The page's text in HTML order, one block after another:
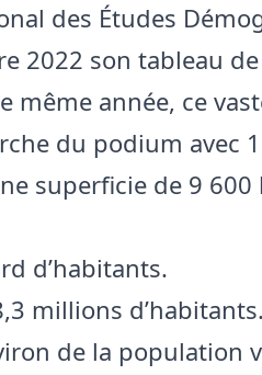
des Études
2022 son tableau
année, ce
du podium avec
superficie de 9 600
d’habitants.
millions d’habitants.
de la population